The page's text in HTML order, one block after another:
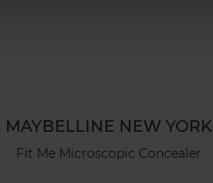
MAYBELLINE NEW YORK
Fit Me Microscopic Concealer